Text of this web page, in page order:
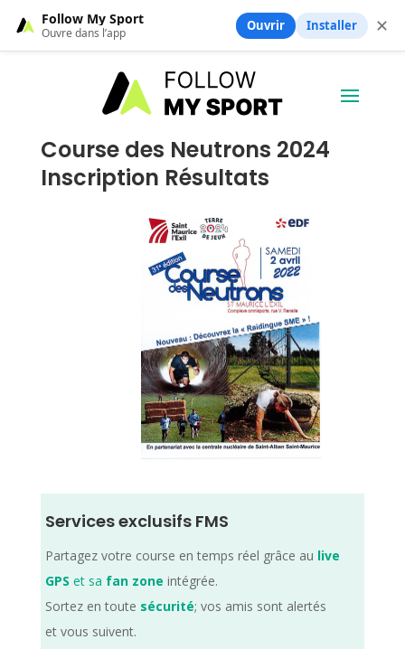
Course des Neutrons 2024
Inscription Résultats
Services exclusifs FMS
Partagez votre course en temps réel grâce au live
GPS et sa fan zone intégrée.
Sortez en toute sécurité; vos amis sont alertés
et vous suivent.
Follow My Sport
Ouvre dans l’app Ouvrir Installer ✕